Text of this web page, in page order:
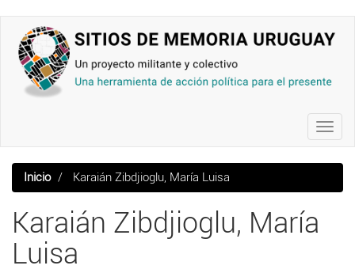
contenido
principal
Inicio Karaián Zibdjioglu, María Luisa
Karaián Zibdjioglu, María
Luisa